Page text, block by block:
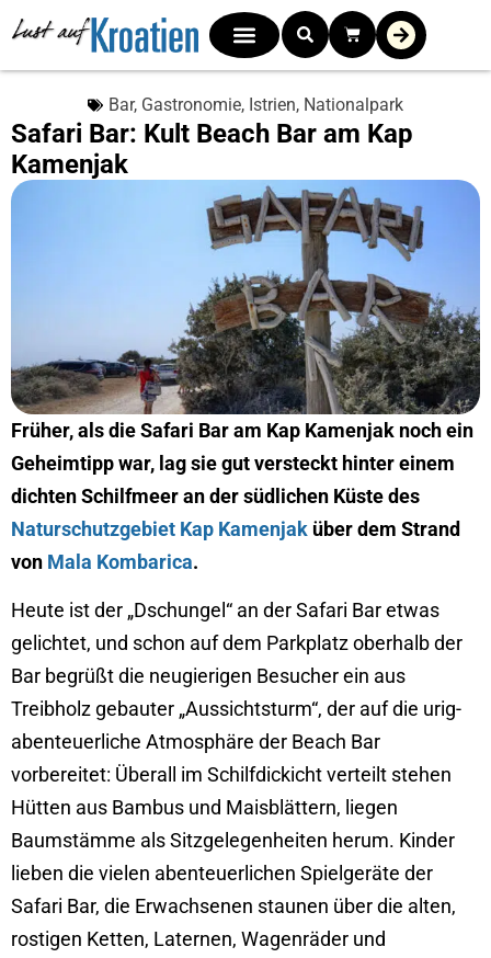
Bar, Gastronomie, Istrien, Nationalpark
Safari Bar: Kult Beach Bar am Kap
Kamenjak
Früher, als die Safari Bar am Kap Kamenjak noch ein
Geheimtipp war, lag sie gut versteckt hinter einem
dichten Schilfmeer an der südlichen Küste des
Naturschutzgebiet Kap Kamenjak über dem Strand
von Mala Kombarica.
Heute ist der „Dschungel“ an der Safari Bar etwas
gelichtet, und schon auf dem Parkplatz oberhalb der
Bar begrüßt die neugierigen Besucher ein aus
Treibholz gebauter „Aussichtsturm“, der auf die urig-
abenteuerliche Atmosphäre der Beach Bar
vorbereitet: Überall im Schilfdickicht verteilt stehen
Hütten aus Bambus und Maisblättern, liegen
Baumstämme als Sitzgelegenheiten herum. Kinder
lieben die vielen abenteuerlichen Spielgeräte der
Safari Bar, die Erwachsenen staunen über die alten,
rostigen Ketten, Laternen, Wagenräder und